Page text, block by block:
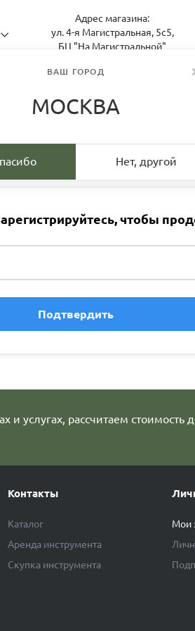
Адрес магазина:
ул. 4-я Магистральная, 5с5,
БЦ "На Магистральной"
чтобы
Подтвердить
и услугах, рассчитаем стоимость
Контакты
Каталог
Аренда инструмента
Скупка инструмента
Мои
ВАШ ГОРОД
МОСКВА
Нет, другой